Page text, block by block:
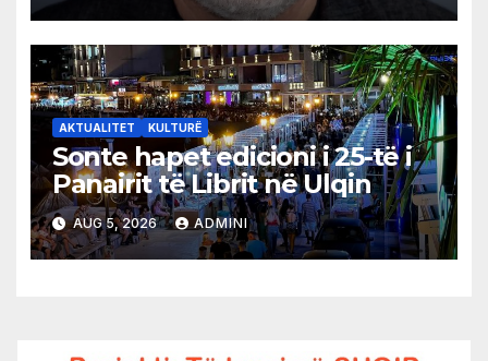
AKTUALITET KULTURË
Sonte hapet edicioni i 25-të i
Panairit të Librit në Ulqin
AUG 5, 2026 ADMINI